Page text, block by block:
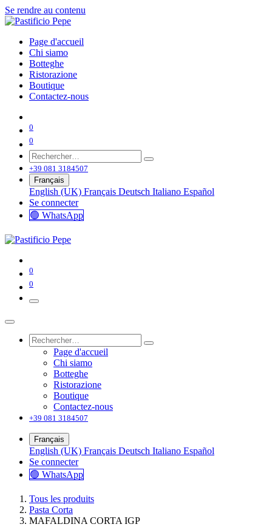
Se rendre au contenu
Page d'accueil
Chi siamo
Botteghe
Ristorazione
Boutique
Contactez-nous
0
0
+39 081 3184507
Français
English (UK) Français Deutsch Italiano Español
Se connecter
🟢 WhatsApp
0
0
Page d'accueil
Chi siamo
Botteghe
Ristorazione
Boutique
Contactez-nous
+39 081 3184507
Français
English (UK) Français Deutsch Italiano Español
Se connecter
🟢 WhatsApp
Tous les produits
Pasta Corta
MAFALDINA CORTA IGP